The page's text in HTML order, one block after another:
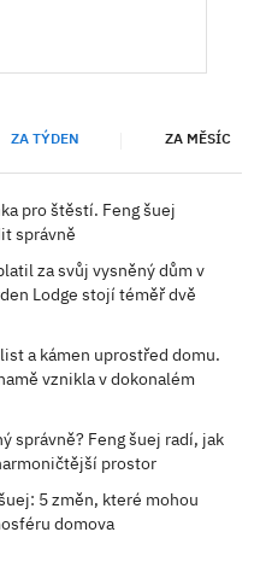
ZA TÝDEN ZA MĚSÍC
pro štěstí. Feng šuej
správně
za svůj vysněný dům v
Lodge stojí téměř dvě
a kámen uprostřed domu.
vznikla v dokonalém
správně? Feng šuej radí, jak
prostor
5 změn, které mohou
domova